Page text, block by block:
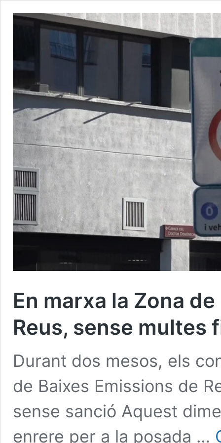
En marxa la Zona
Reus, sense multes
Durant dos mesos, els
de Baixes Emissions de
sense sanció Aquest
enrere per a la posada …